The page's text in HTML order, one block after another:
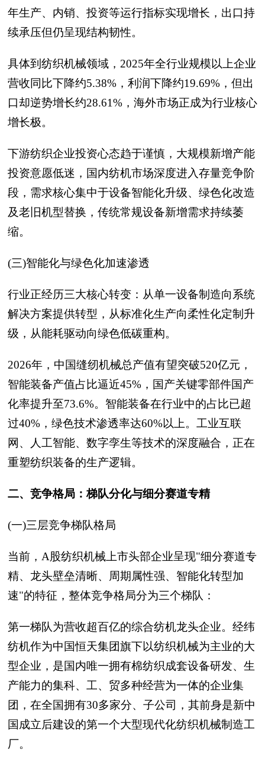
年生产、内销、投资等运行指标实现增长，出口持
续承压但仍呈现结构韧性。
具体到纺织机械领域，2025年全行业规模以上企业
营收同比下降约5.38%，利润下降约19.69%，但出
口却逆势增长约28.61%，海外市场正成为行业核心
增长极。
下游纺织企业投资心态趋于谨慎，大规模新增产能
投资意愿低迷，国内纺机市场深度进入存量竞争阶
段，需求核心集中于设备智能化升级、绿色化改造
及老旧机型替换，传统常规设备新增需求持续萎
缩。
(三)智能化与绿色化加速渗透
行业正经历三大核心转变：从单一设备制造向系统
解决方案提供转型，从标准化生产向柔性化定制升
级，从能耗驱动向绿色低碳重构。
2026年，中国缝纫机械总产值有望突破520亿元，
智能装备产值占比逼近45%，国产关键零部件国产
化率提升至73.6%。智能装备在行业中的占比已超
过40%，绿色技术渗透率达60%以上。工业互联
网、人工智能、数字孪生等技术的深度融合，正在
重塑纺织装备的生产逻辑。
二、竞争格局：梯队分化与细分赛道专精
(一)三层竞争梯队格局
当前，A股纺织机械上市头部企业呈现"细分赛道专
精、龙头壁垒清晰、周期属性强、智能化转型加
速"的特征，整体竞争格局分为三个梯队：
第一梯队为营收超百亿的综合纺机龙头企业。经纬
纺机作为中国恒天集团旗下以纺织机械为主业的大
型企业，是国内唯一拥有棉纺织成套设备研发、生
产能力的集科、工、贸多种经营为一体的企业集
团，在全国拥有30多家分、子公司，其前身是新中
国成立后建设的第一个大型现代化纺织机械制造工
厂。